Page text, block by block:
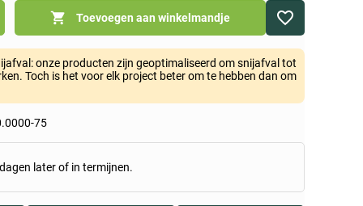
75
Toevoegen aan winkelmandje
onze producten zijn geoptimaliseerd om snijafval tot
Toch is het voor elk project beter om te hebben dan om
later of in termijnen.